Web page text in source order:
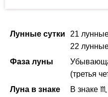
Лунные сутки 21
22
Фаза луны
(третья
Луна в знаке
В знаке